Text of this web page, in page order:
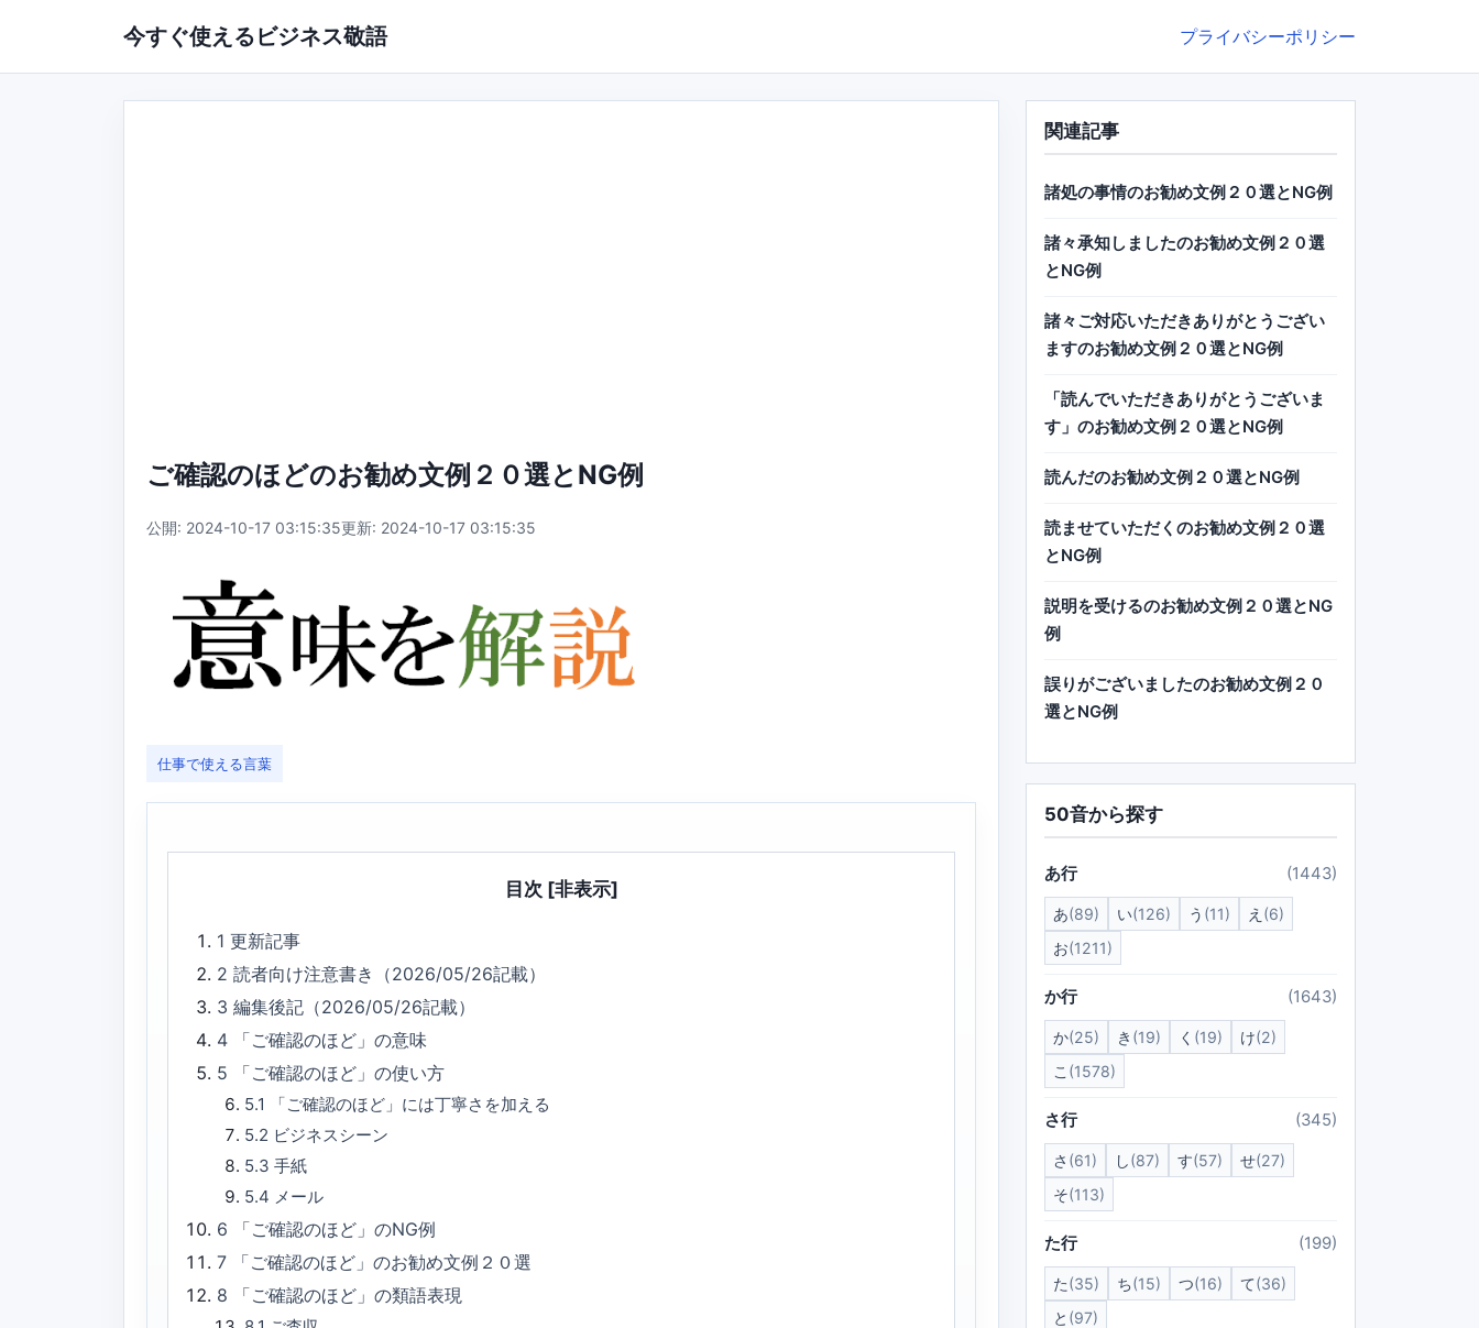
今すぐ使えるビジネス敬語 プライバシーポリシー
ご確認のほどのお勧め文例２０選とNG例
公開: 2024-10-17 03:15:35更新: 2024-10-17 03:15:35
仕事で使える言葉
目次 [非表示]
1更新記事
2読者向け注意書き（2026/05/26記載）
3編集後記（2026/05/26記載）
4
「ご確認のほど」の意味
5
「ご確認のほど」の使い方
5.1
「ご確認のほど」には丁寧さを加える
5.2 ビジネスシーン
5.3 手紙
5.4 メール
6
「ご確認のほど」のNG例
7
「ご確認のほど」のお勧め文例２０選
8
「ご確認のほど」の類語表現
関連記事
諸処の事情のお勧め文例２０選とNG例
諸々承知しましたのお勧め文例２０選
とNG例
諸々ご対応いただきありがとうござい
ますのお勧め文例２０選とNG例
「読んでいただきありがとうございま
す」のお勧め文例２０選とNG例
読んだのお勧め文例２０選とNG例
読ませていただくのお勧め文例２０選
とNG例
説明を受けるのお勧め文例２０選とNG
例
誤りがございましたのお勧め文例２０
選とNG例
50音から探す
あ行 (1443)
あ(89) い(126) う (11) え (6)
お(1211)
か行 (1643)
か(25) き (19) く (19) け(2)
こ (1578)
さ行 (345)
さ (61) し(87) す(57) せ(27)
そ(113)
た行 (199)
た(35) ち(15) つ(16) て(36)
と (97)